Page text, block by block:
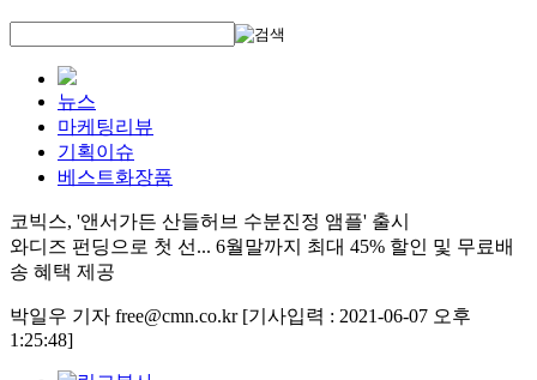
뉴스
마케팅리뷰
기획이슈
베스트화장품
코빅스, '앤서가든 산들허브 수분진정 앰플' 출시
와디즈 펀딩으로 첫 선... 6월말까지 최대 45% 할인 및 무료배
송 혜택 제공
박일우 기자 free@cmn.co.kr [기사입력 : 2021-06-07 오후
1:25:48]